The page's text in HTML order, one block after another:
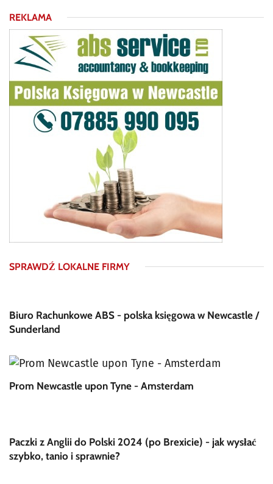
REKLAMA
SPRAWDŹ LOKALNE FIRMY
Biuro Rachunkowe ABS - polska księgowa w Newcastle /
Sunderland
Prom Newcastle upon Tyne - Amsterdam
Paczki z Anglii do Polski 2024 (po Brexicie) - jak wysłać
szybko, tanio i sprawnie?